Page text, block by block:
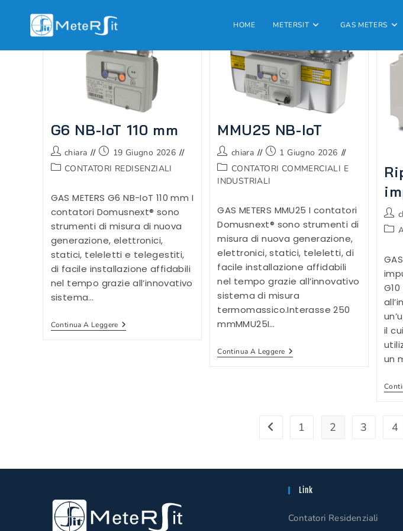
contenuto
HOME METERSIT GAS METERS
G6 NB-IoT 110 mm
Autore
dell'articolo:
chiara
Articolo
pubblicato:
19 Giugno 2026
Categoria
CONTATORI REDISENZIALI
GAS METERS G6 NB-IoT 110 mm I
contatori Domusnext® sono
strumenti di misura di nuova
generazione, elettronici,
statici, teleletti e telegestiti,
di facile installazione affidabili
nel tempo grazie all’innovativo
sistema…
Continua A LeggereG6
NB-
MMU25 NB-IoT
Autore
dell'articolo:
chiara
Articolo
pubblicato:
1 Giugno 2026
Categoria
dell'articolo:
CONTATORI COMMERCIALI E
INDUSTRIALI
GAS METERS MMU25 I contatori
Domusnext® sono strumenti di
misura di nuova generazione,
elettronici, statici, teleletti, di
facile installazione affidabili
nel tempo grazie all’innovativo
sistema di misura
termomassico.Interasse 250
mmMMU25I…
Continua A LeggereMMU25
NB-
il
un
Vai alla pagina precedente
1 2 3 4
Link
Contatori Residenziali